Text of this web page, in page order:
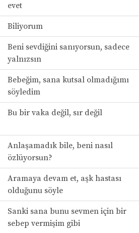
evet
Biliyorum
Beni sevdiğini sanıyorsun, sadece
yalnızsın
Bebeğim, sana kutsal olmadığımı
söyledim
Bu bir vaka değil, sır değil
Anlaşamadık bile, beni nasıl
özlüyorsun?
Aramaya devam et, aşk hastası
olduğunu söyle
Sanki sana bunu sevmen için bir
sebep vermişim gibi